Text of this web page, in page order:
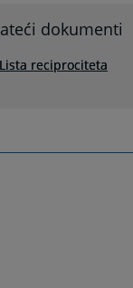
dokumenti
Lista reciprociteta